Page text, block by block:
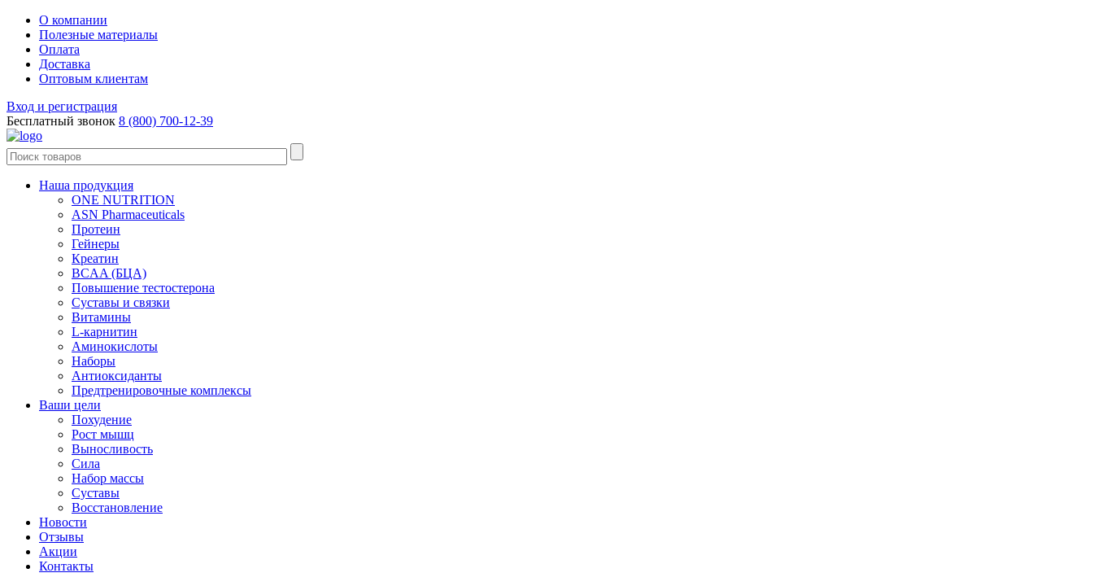
О компании
Полезные материалы
Оплата
Доставка
Оптовым клиентам
Вход и регистрация
Бесплатный звонок 8 (800) 700-12-39
Наша продукция
ONE NUTRITION
ASN Pharmaceuticals
Протеин
Гейнеры
Креатин
BCAA (БЦА)
Повышение тестостерона
Суставы и связки
Витамины
L-карнитин
Аминокислоты
Наборы
Антиоксиданты
Предтренировочные комплексы
Ваши цели
Похудение
Рост мышц
Выносливость
Сила
Набор массы
Суставы
Восстановление
Новости
Отзывы
Акции
Контакты